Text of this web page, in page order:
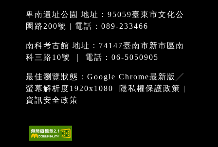
卑南遺址公園 地址：95059臺東市文化公
園路200號 | 電話：089-233466
南科考古館 地址：74147臺南市新市區南
科三路10號 ｜ 電話：06-5050905
最佳瀏覽狀態：Google Chrome最新版╱
螢幕解析度1920x1080
隱私權保護政策 |
資訊安全政策